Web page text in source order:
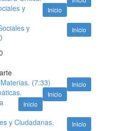
Inicio
y
Inicio
y
Inicio
(7:33)
Inicio
Inicio
Inicio
y Ciudadanas.